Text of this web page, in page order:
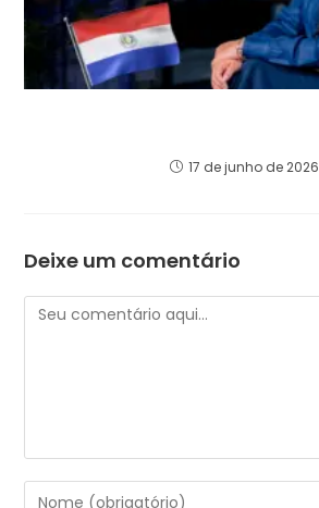
17 de junho de 2026
Deixe um comentário